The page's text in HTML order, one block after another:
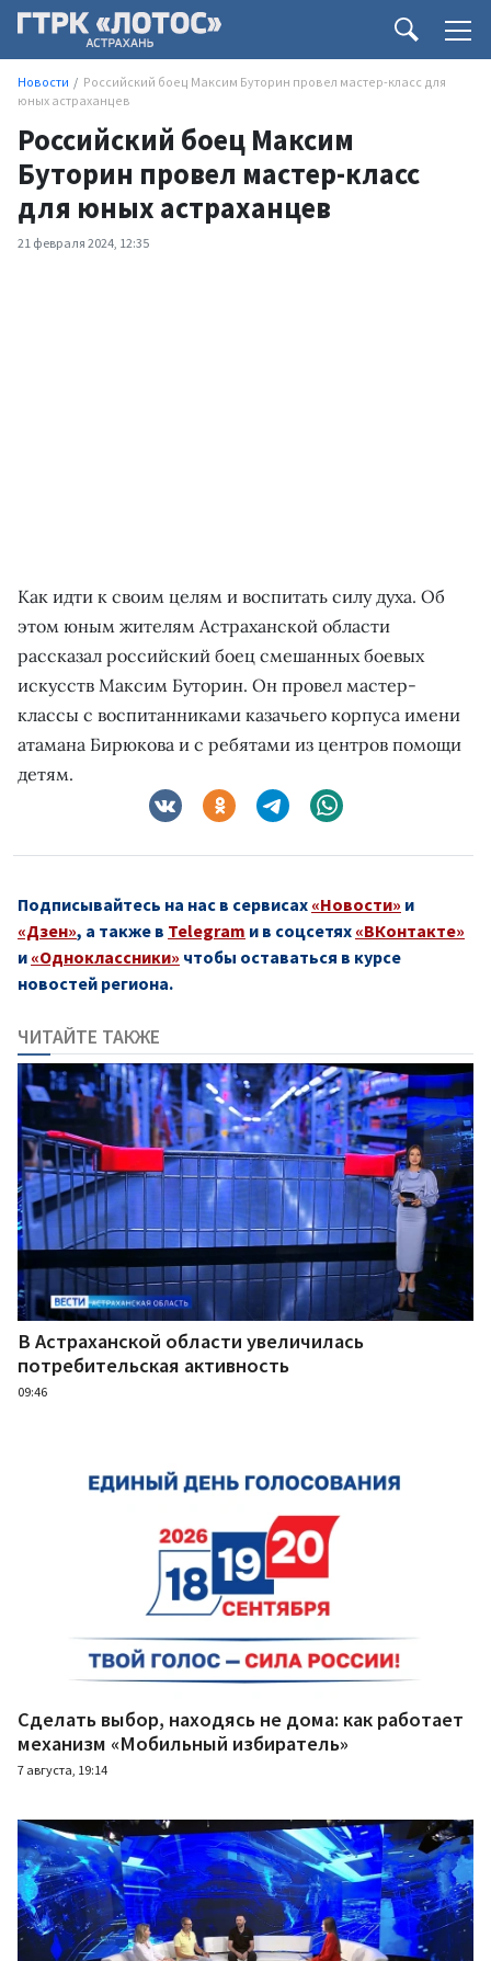
Новости
Российский боец Максим Буторин провел мастер-класс для
юных астраханцев
Российский боец Максим
Буторин провел мастер-класс
для юных астраханцев
21 февраля 2024, 12:35
Как идти к своим целям и воспитать силу духа. Об
этом юным жителям Астраханской области
рассказал российский боец смешанных боевых
искусств Максим Буторин. Он провел мастер-
классы с воспитанниками казачьего корпуса имени
атамана Бирюкова и с ребятами из центров помощи
детям.
Подписывайтесь на нас в сервисах «Новости» и
«Дзен», а также в Telegram и в соцсетях «ВКонтакте»
и «Одноклассники» чтобы оставаться в курсе
новостей региона.
ЧИТАЙТЕ ТАКЖЕ
В Астраханской области увеличилась
потребительская активность
09:46
Сделать выбор, находясь не дома: как работает
механизм «Мобильный избиратель»
7 августа, 19:14